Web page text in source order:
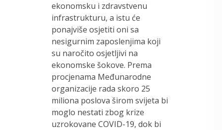
ekonomsku i zdravstvenu
infrastrukturu, a istu će
ponajviše osjetiti oni sa
nesigurnim zaposlenjima koji
su naročito osjetljivi na
ekonomske šokove. Prema
procjenama Međunarodne
organizacije rada skoro 25
miliona poslova širom svijeta bi
moglo nestati zbog krize
uzrokovane COVID-19, dok bi